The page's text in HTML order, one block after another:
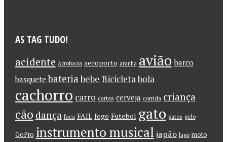
AS TAG TUDO!
acidente Acrobacia aeroporto aranha avião barco
basquete bateriabebe Bicicletabola
cachorro carro cartas cerveja corrida criança
cão dança faca FAIL fogo Futebol gato gatos gelo
GoPro instrumento musical japão lago moto